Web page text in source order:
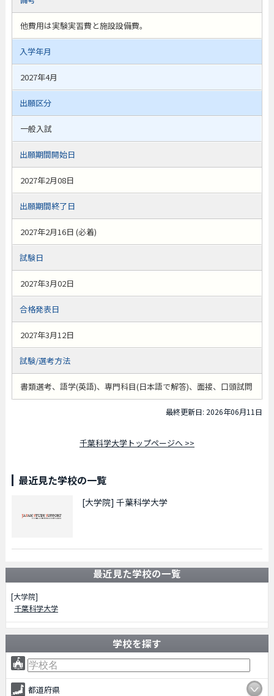
他費用は実験実習費と施設設備費。
入学年月
2027年4月
出願区分
一般入試
出願期間開始日
2027年2月08日
出願期間終了日
2027年2月16日 (必着)
試験日
2027年3月02日
合格発表日
2027年3月12日
試験/選考方法
書類選考、語学(英語)、専門科目(日本語で解答)、面接、口頭試問
最終更新日: 2026年06月11日
千葉科学大学トップページへ >>
最近見た学校の一覧
[大学院] 千葉科学大学
最近見た学校の一覧
[大学院]
千葉科学大学
学校を探す
都道府県